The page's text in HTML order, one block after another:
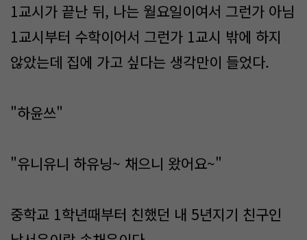
1교시가 끝난 뒤, 나는 월요일이여서 그런가 아님
1교시부터 수학이어서 그런가 1교시 밖에 하지
않았는데 집에 가고 싶다는 생각만이 들었다.
"하윤쓰"
"유니유니 하유닝~ 채으니 왔어요~"
중학교 1학년때부터 친했던 내 5년지기 친구인